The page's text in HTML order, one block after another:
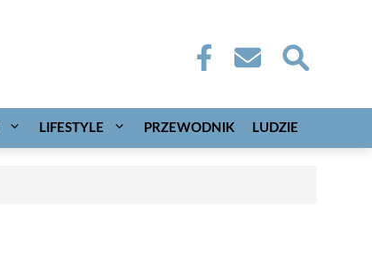
LIFESTYLE PRZEWODNIK LUDZIE